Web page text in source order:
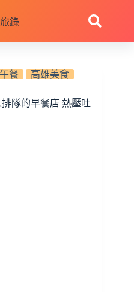
錄
餐 高雄美食
隊的早餐店 熱壓吐